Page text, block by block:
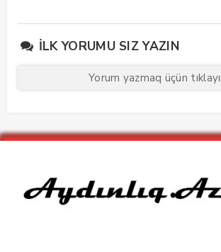
İLK YORUMU SIZ YAZIN
Yorum yazmaq üçün